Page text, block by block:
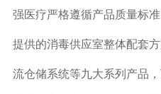
强医疗严格遵循产品质量标
提供的消毒供应室整体配套
流仓储系统等九大系列产品